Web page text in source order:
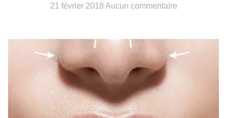
21 février 2018 Aucun commentaire